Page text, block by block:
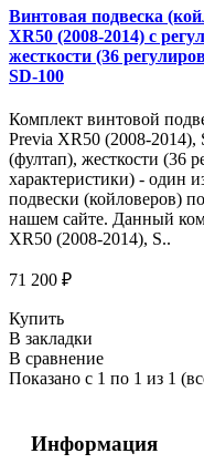
Винтовая подвеска
XR50 (2008-2014) с
жесткости (36
SD-100
Комплект винтовой
Previa XR50 (2008-2014),
(фултап), жесткости (36
характеристики) - один
подвески (койловеров)
нашем сайте. Данный
XR50 (2008-2014), S..
71 200 ₽
Купить
В закладки
В сравнение
Показано с 1 по 1 из 1
Информация